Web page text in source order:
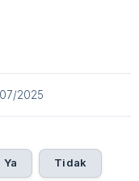
2025
Ya Tidak